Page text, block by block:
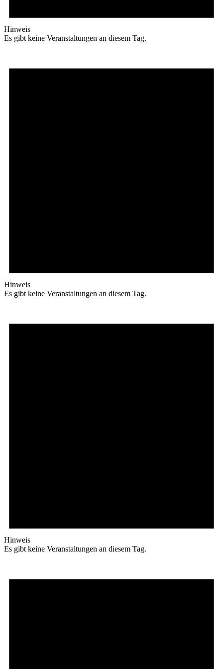
Hinweis
Es gibt keine Veranstaltungen an diesem Tag.
Hinweis
Es gibt keine Veranstaltungen an diesem Tag.
Hinweis
Es gibt keine Veranstaltungen an diesem Tag.